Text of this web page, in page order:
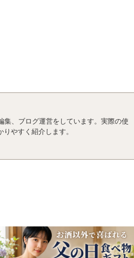
、ブログ運営をしています。実際の使
やすく紹介します。